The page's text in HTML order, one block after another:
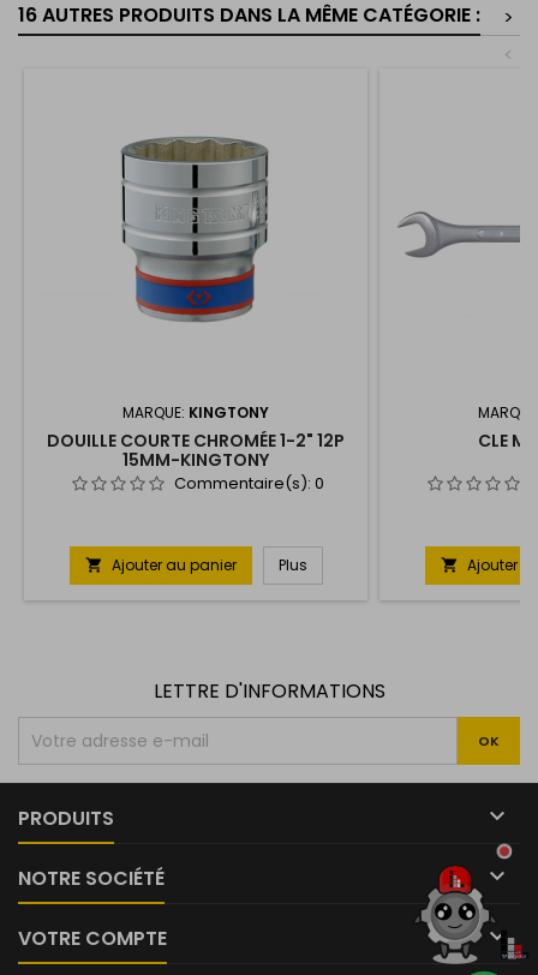
16 AUTRES PRODUITS DANS LA MÊME CATÉGORIE :
>
<
MARQUE: KINGTONY
DOUILLE COURTE CHROMÉE 1-2" 12P
15MM-KINGTONY
Commentaire(s): 0
 Ajouter au panier Plus
CLE
 Ajouter
LETTRE D'INFORMATIONS
PRODUITS 
NOTRE SOCIÉTÉ 
VOTRE COMPTE 